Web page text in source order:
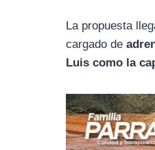
La propuesta
cargado de
Luis como la